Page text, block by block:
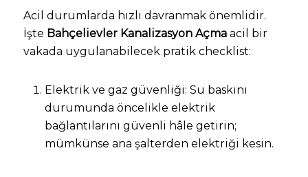
Acil durumlarda hızlı davranmak önemlidir.
İşte Bahçelievler Kanalizasyon Açmaacil bir
vakada uygulanabilecek pratik checklist:
Elektrik ve gaz güvenliği: Su baskını
durumunda öncelikle elektrik
bağlantılarını güvenli hâle getirin;
mümkünse ana şalterden elektriği kesin.